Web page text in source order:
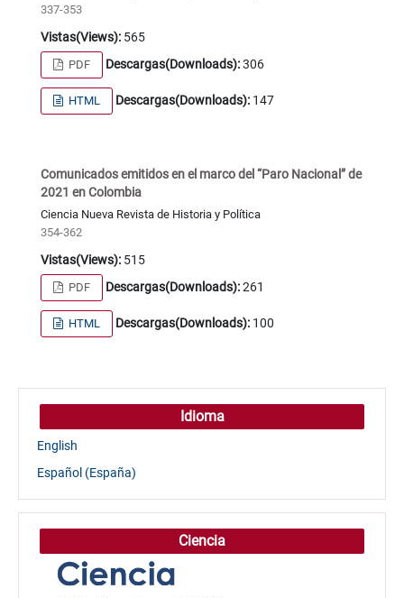
337-353
Vistas(Views):565
PDF Descargas(Downloads):306
HTML Descargas(Downloads): 147
Comunicados emitidos en el marco del “Paro Nacional” de
2021 en Colombia
Ciencia Nueva Revista de Historia y Política
354-362
Vistas(Views):515
PDF Descargas(Downloads):261
HTML Descargas(Downloads): 100
Idioma
English
Español (España)
Ciencia